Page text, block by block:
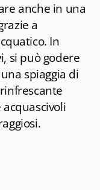
anche in una
a
In
si può godere
spiaggia di